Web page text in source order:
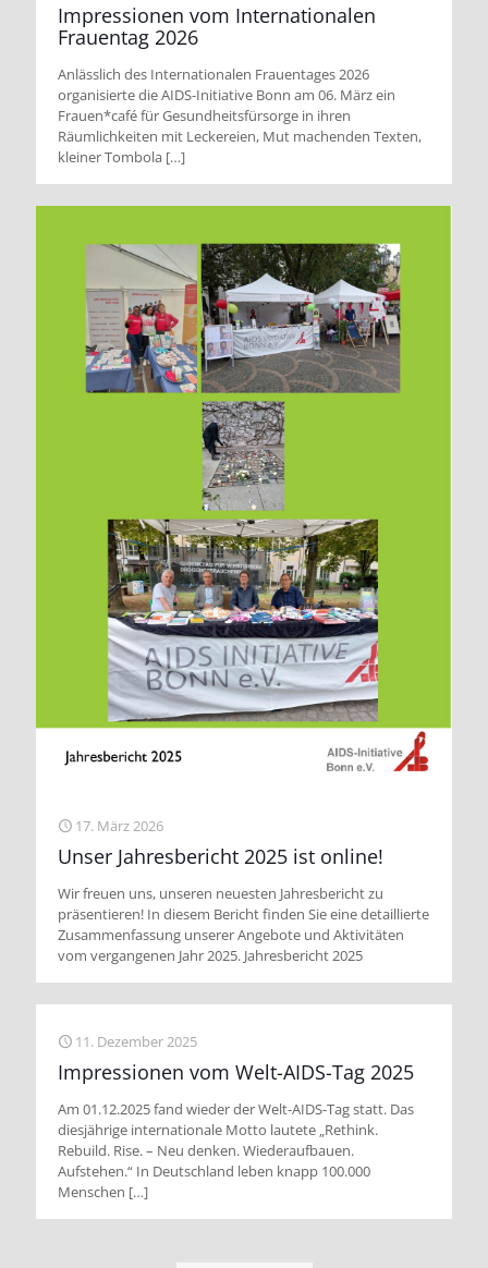
Impressionen vom Internationalen
Frauentag 2026
Anlässlich des Internationalen Frauentages 2026
organisierte die AIDS-Initiative Bonn am 06. März ein
Frauen*café für Gesundheitsfürsorge in ihren
Räumlichkeiten mit Leckereien, Mut machenden Texten,
kleiner Tombola […]
17. März 2026
Unser Jahresbericht 2025 ist online!
Wir freuen uns, unseren neuesten Jahresbericht zu
präsentieren! In diesem Bericht finden Sie eine detaillierte
Zusammenfassung unserer Angebote und Aktivitäten
vom vergangenen Jahr 2025. Jahresbericht 2025
11. Dezember 2025
Impressionen vom Welt-AIDS-Tag 2025
Am 01.12.2025 fand wieder der Welt-AIDS-Tag statt. Das
diesjährige internationale Motto lautete „Rethink.
Rebuild. Rise. – Neu denken. Wiederaufbauen.
Aufstehen.“ In Deutschland leben knapp 100.000
Menschen […]